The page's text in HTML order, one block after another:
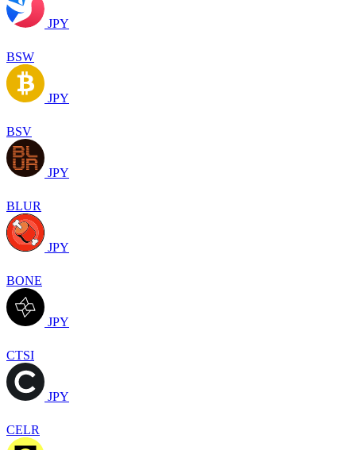
JPY
BSW
JPY
BSV
JPY
BLUR
JPY
BONE
JPY
CTSI
JPY
CELR